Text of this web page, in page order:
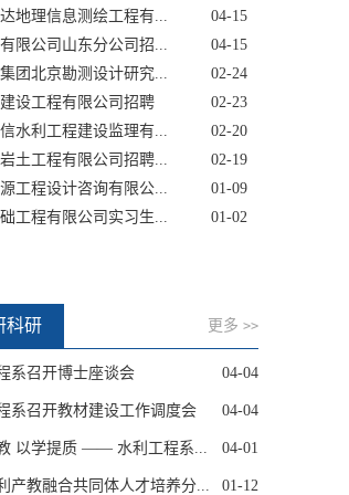
地理信息测绘工程有...
04-15
限公司山东分公司招...
04-15
团北京勘测设计研究...
02-24
设工程有限公司招聘
02-23
水利工程建设监理有...
02-20
土工程有限公司招聘...
02-19
工程设计咨询有限公...
01-09
工程有限公司实习生...
01-02
科研 更多 >>
系召开博士座谈会 04-04
系召开教材建设工作调度会 04-04
以学提质 —— 水利工程系... 04-01
产教融合共同体人才培养分... 01-12